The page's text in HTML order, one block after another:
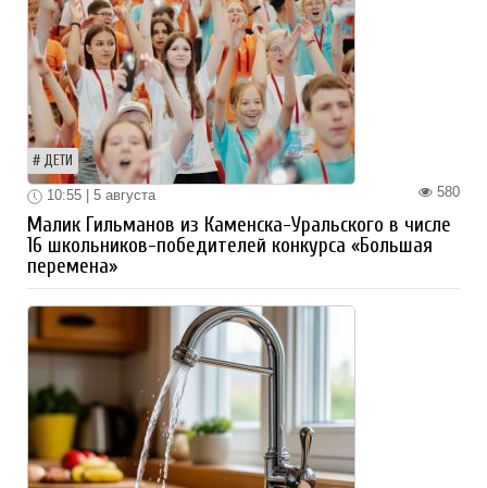
ДЕТИ
580
10:55 | 5 августа
Малик Гильманов из Каменска-Уральского в числе
16 школьников-победителей конкурса «Большая
перемена»